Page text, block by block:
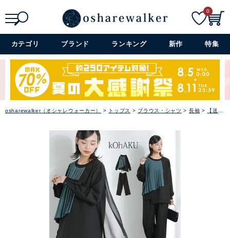
詳細検索+
0
カテゴリ ブランド ランキング 新作 特集
ファッション雑貨
セレモニー・オケージョン
アイテム特集
SALE
閉じる
osharewalker（オシャレウォーカー） トップス ブラウス・シャツ 長袖 【送料無料】『kOhAKU異素材プリーツデザインセットアップ』【メール便不可】【20】